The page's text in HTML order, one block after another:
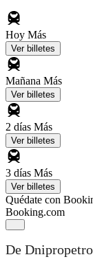
Hoy Más
Ver billetes
Mañana Más
Ver billetes
2 días Más
Ver billetes
3 días Más
Ver billetes
Quédate con
Booking.com
De